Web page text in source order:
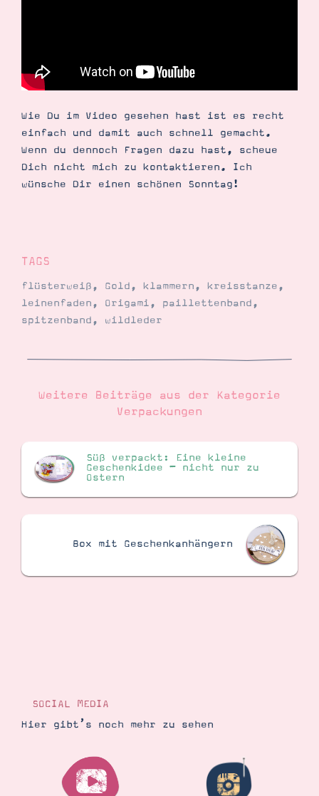
Wie Du im Video gesehen hast ist es recht
einfach und damit auch schnell gemacht.
Wenn du dennoch Fragen dazu hast, scheue
Dich nicht mich zu kontaktieren. Ich
wünsche Dir einen schönen Sonntag!
TAGS
flüsterweiß, Gold, klammern, kreisstanze,
leinenfaden, Origami, paillettenband,
spitzenband, wildleder
Weitere Beiträge aus der Kategorie
Verpackungen
Süß verpackt: Eine kleine
Geschenkidee – nicht nur zu
Ostern
Box mit Geschenkanhängern
SOCIAL MEDIA
Hier gibt’s noch mehr zu sehen